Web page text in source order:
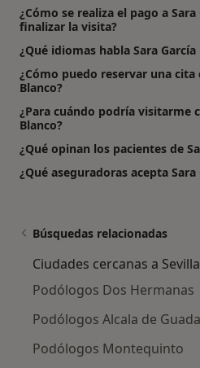
¿Cómo se realiza el pago a Sara
finalizar la visita?
¿Qué idiomas habla Sara García
¿Cómo puedo reservar una cita
Blanco?
¿Para cuándo podría visitarme
Blanco?
¿Qué opinan los pacientes de
¿Qué aseguradoras acepta Sara
Búsquedas relacionadas
Ciudades cercanas a Sevilla
Podólogos Dos Hermanas
Podólogos Alcala de
Podólogos Montequinto